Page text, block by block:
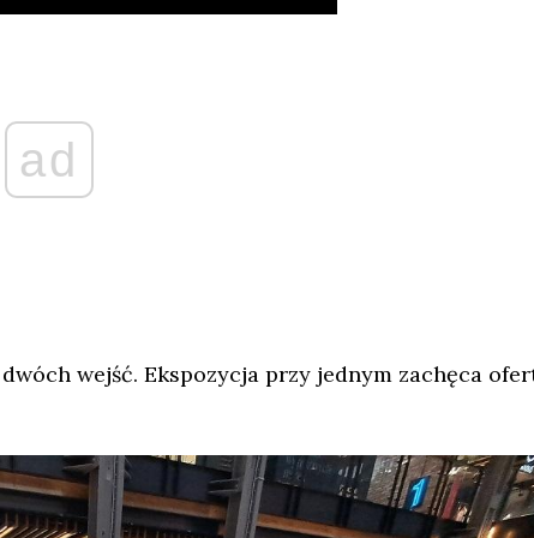
ad
wejść. Ekspozycja przy jednym zachęca